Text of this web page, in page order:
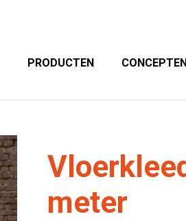
PRODUCTEN
meter